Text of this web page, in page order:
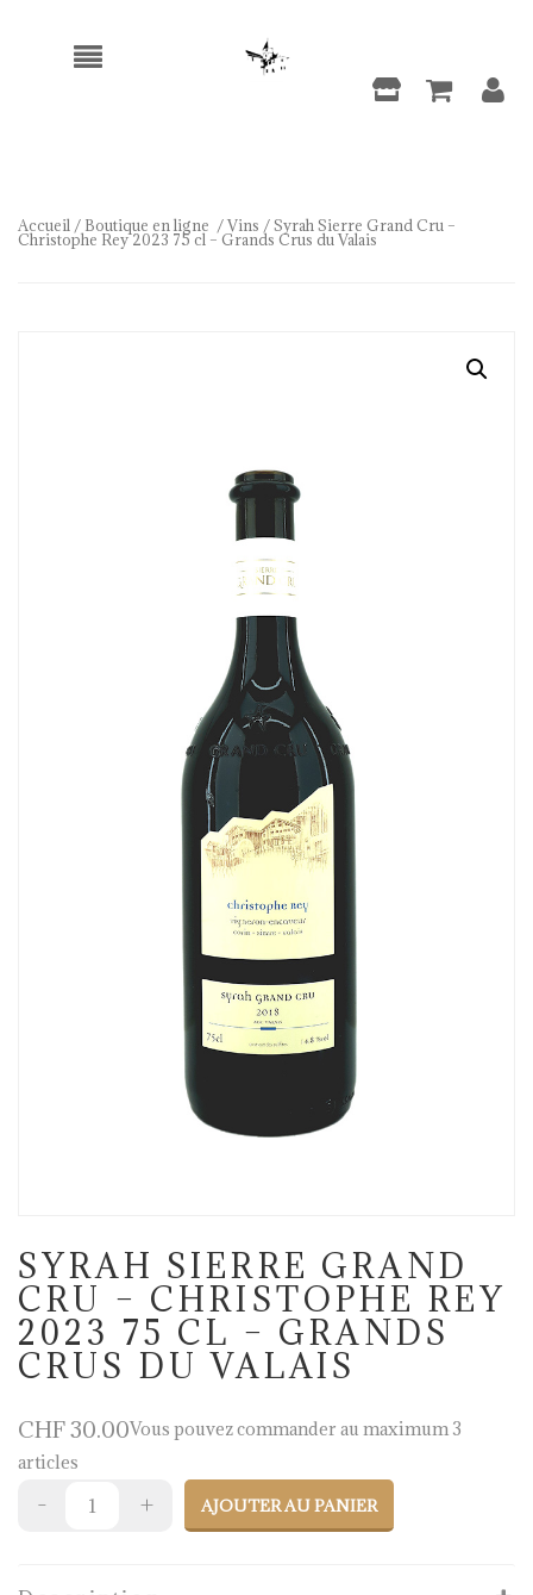
Accueil / Boutique en ligne /Vins / Syrah Sierre Grand Cru –
Christophe Rey 2023 75 cl – Grands Crus du Valais
SYRAH SIERRE GRAND
CRU – CHRISTOPHE REY
2023 75 CL – GRANDS
CRUS DU VALAIS
CHF30.00Vous pouvez commander au maximum 3
articles
AJOUTER AU PANIER